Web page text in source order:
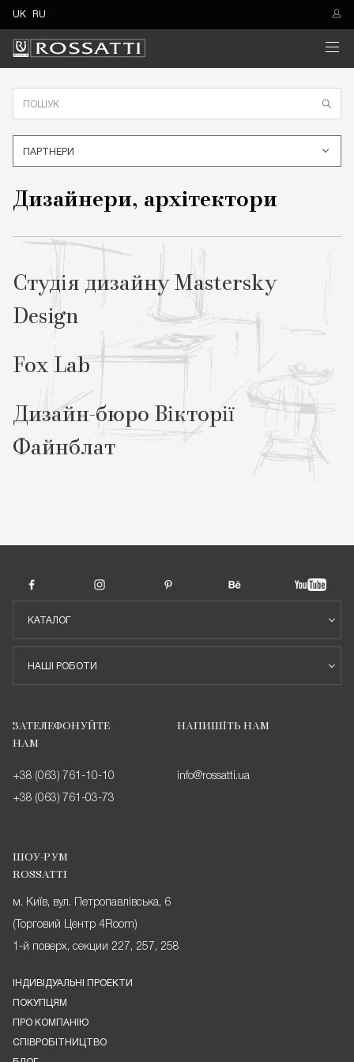
UK RU
ПАРТНЕРИ
Дизайнери, архітектори
Студія дизайну Mastersky
Design
Fox Lab
Дизайн-бюро Вікторії
Файнблат
КАТАЛОГ
НАШІ РОБОТИ
ЗАТЕЛЕФОНУЙТЕ
НАМ
+38 (063) 761-10-10
+38 (063) 761-03-73
НАПИШІТЬ НАМ
info@rossatti.ua
ШОУ-РУМ
ROSSATTI
м. Київ, вул. Петропавлівська, 6
(Торговий Центр 4Room)
1-й поверх, секции 227, 257, 258
ІНДИВІДУАЛЬНІ ПРОЕКТИ
ПОКУПЦЯМ
ПРО КОМПАНІЮ
СПІВРОБІТНИЦТВО